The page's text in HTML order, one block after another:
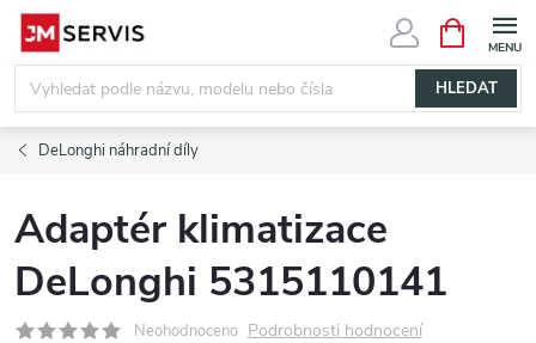
Přejít
obsah
HLEDAT
NÁKUPNÍ
KOŠÍK
DeLonghi náhradní díly
Adaptér klimatizace
DeLonghi 5315110141
Neohodnoceno Podrobnosti hodnocení